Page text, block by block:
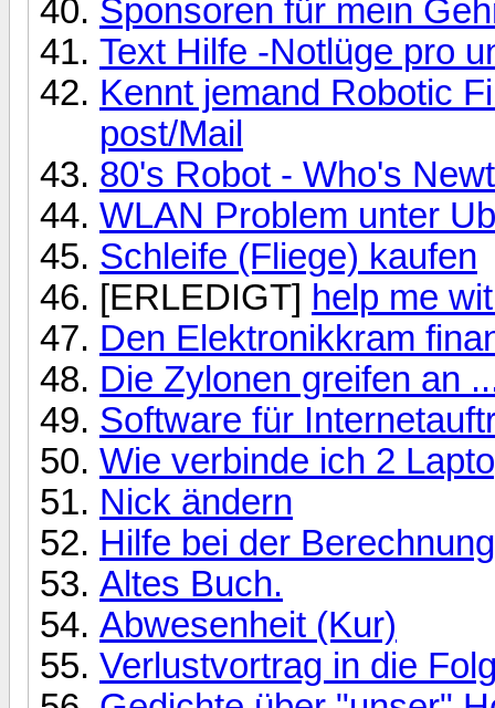
Sponsoren für mein
Text Hilfe -Notlüge pro
Kennt jemand Robotic
post/Mail
80's Robot - Who's
WLAN Problem unter
Schleife (Fliege) kaufen
[ERLEDIGT] help me
Den Elektronikkram
Die Zylonen greifen an
Software für
Wie verbinde ich 2
Nick ändern
Hilfe bei der
Altes Buch.
Abwesenheit (Kur)
Verlustvortrag in die